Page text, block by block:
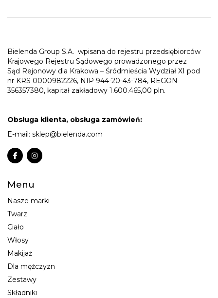
Bielenda Group S.A. wpisana do rejestru przedsiębiorców
Krajowego Rejestru Sądowego prowadzonego przez
Sąd Rejonowy dla Krakowa – Śródmieścia Wydział XI pod
nr KRS 0000982226, NIP 944-20-43-784, REGON
356357380, kapitał zakładowy 1.600.465,00 pln.
Obsługa klienta, obsługa zamówień:
E-mail: sklep@bielenda.com
Menu
Nasze marki
Twarz
Ciało
Włosy
Makijaż
Dla mężczyzn
Zestawy
Składniki